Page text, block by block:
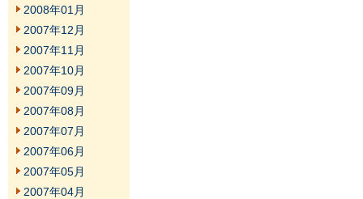
2008年01月
2007年12月
2007年11月
2007年10月
2007年09月
2007年08月
2007年07月
2007年06月
2007年05月
2007年04月